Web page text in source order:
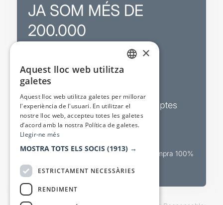
JA SOM MÉS DE
200.000
Sortejos exclusius
Butlletins d’actualitat i descomptes
Valora espectacles
Canal oficial de venda teatral Compra 100%
×
Aquest lloc web utilitza
galetes
Aquest lloc web utilitza galetes per millorar
l'experiència de l'usuari. En utilitzar el
nostre lloc web, accepteu totes les galetes
d’acord amb la nostra Política de galetes.
Llegir-ne més
MOSTRA TOTS ELS SOCIS (1913) →
ESTRICTAMENT NECESSÀRIES
RENDIMENT